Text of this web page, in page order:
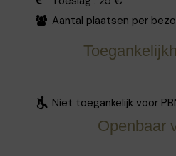
Aantal plaatsen per
Niet toegankelijk voor
Openbaar